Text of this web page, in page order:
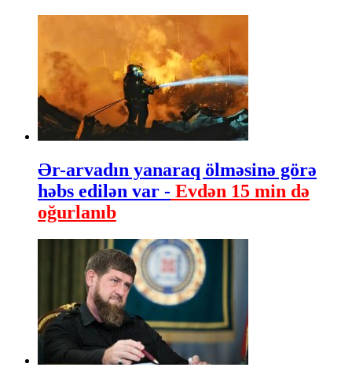
Ər-arvadın yanaraq ölməsinə görə
həbs edilən var - Evdən 15 min də
oğurlanıb